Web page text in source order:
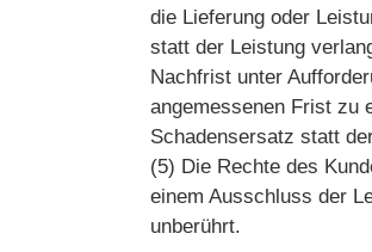
die Lieferung oder
statt der Leistung
Nachfrist unter
angemessenen Frist zu
Schadensersatz statt
(5) Die Rechte des
einem Ausschluss der
unberührt.